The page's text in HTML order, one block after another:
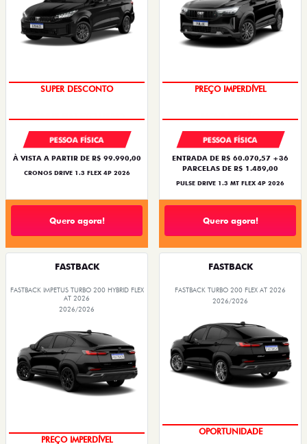
SUPER DESCONTO
PESSOA FÍSICA
À VISTA A PARTIR DE R$ 99.990,00
CRONOS DRIVE 1.3 FLEX 4P 2026
Quero agora!
PREÇO IMPERDÍVEL
PESSOA FÍSICA
ENTRADA DE R$ 60.070,57 +36
PARCELAS DE R$ 1.489,00
PULSE DRIVE 1.3 MT FLEX 4P 2026
Quero agora!
FASTBACK
FASTBACK IMPETUS TURBO 200 HYBRID FLEX
AT 2026
2026/2026
FASTBACK
FASTBACK TURBO 200 FLEX AT 2026
2026/2026
OPORTUNIDADE